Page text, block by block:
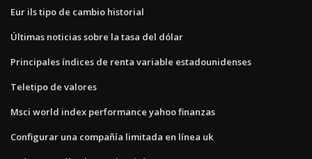
Eur ils tipo de cambio historial
Últimas noticias sobre la tasa del dólar
Principales índices de renta variable estadounidenses
Teletipo de valores
Msci world index performance yahoo finanzas
Configurar una compañía limitada en línea uk